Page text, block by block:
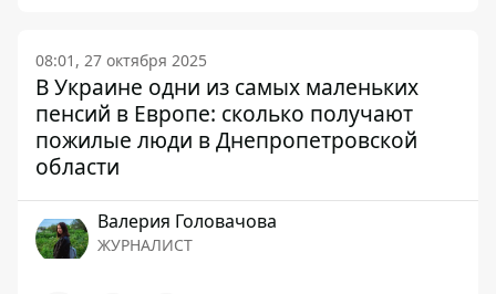
08:01, 27 октября 2025
В Украине одни из самых маленьких
пенсий в Европе: сколько получают
пожилые люди в Днепропетровской
области
Валерия Головачова
ЖУРНАЛИСТ